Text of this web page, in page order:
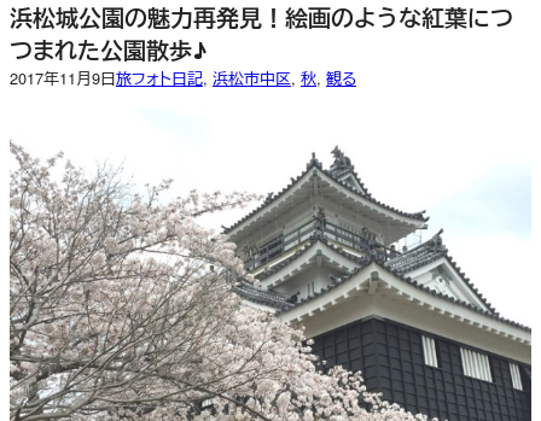
浜松城公園の魅力再発見！絵画のような紅葉につ
つまれた公園散歩♪
2017年11月9日旅フォト日記, 浜松市中区, 秋, 観る